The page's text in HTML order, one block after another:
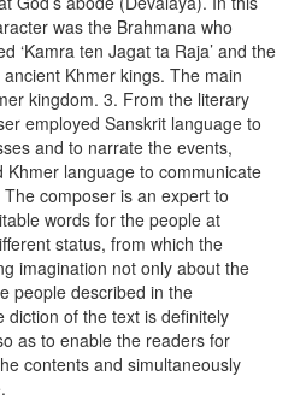
was the Brahmana who
‘Kamra ten Jagat ta Raja’ and the
Khmer kings. The main
kingdom. 3. From the literary
employed Sanskrit language to
and to narrate the events,
language to communicate
composer is an expert to
words for the people at
status, from which the
imagination not only about the
people described in the
diction of the text is definitely
as to enable the readers for
contents and simultaneously